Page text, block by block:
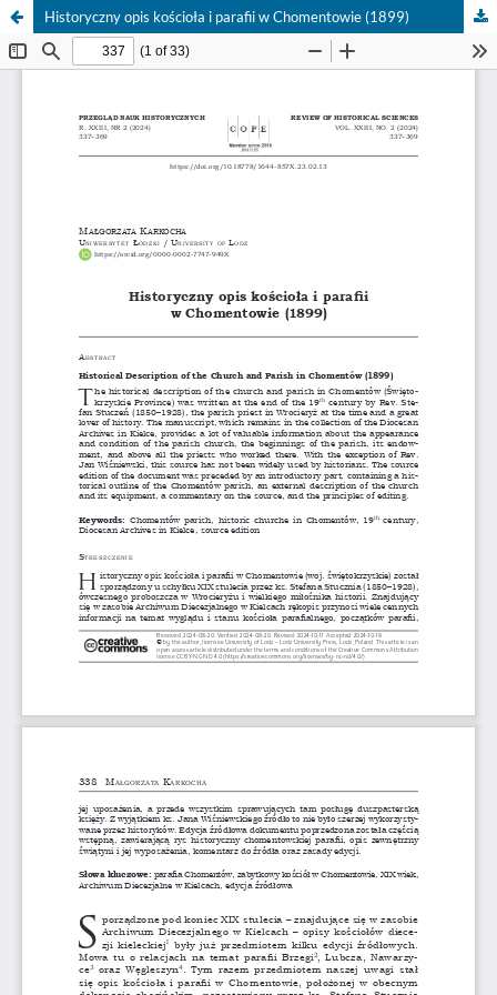
Historyczny opis kościoła i parafii w Chomentowie (1899)